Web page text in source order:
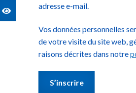
adresse e-mail.
Vos données personnelles
de votre visite du site web,
raisons décrites dans notre
S’inscrire